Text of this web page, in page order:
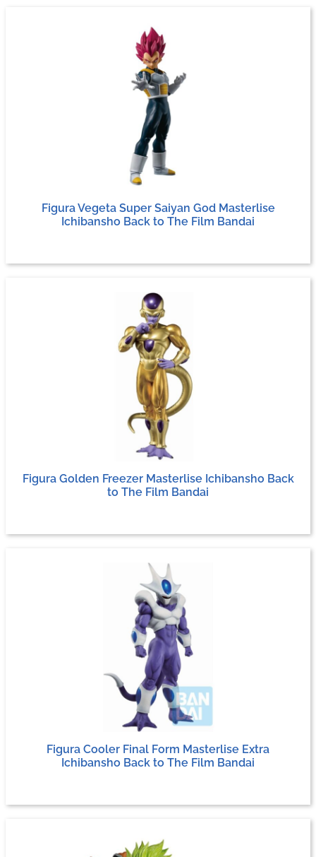
Figura Vegeta Super Saiyan God Masterlise
Ichibansho Back to The Film Bandai
Figura Golden Freezer Masterlise Ichibansho Back
to The Film Bandai
Figura Cooler Final Form Masterlise Extra
Ichibansho Back to The Film Bandai